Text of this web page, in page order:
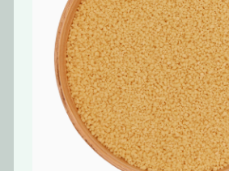
Ječné kroupy
/ Kg